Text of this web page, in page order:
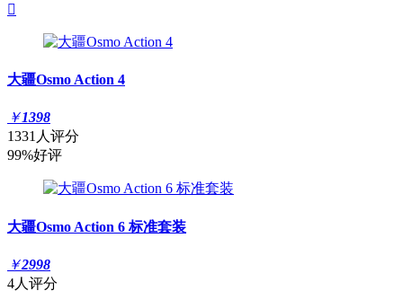

大疆Osmo Action 4
￥1398
1331人评分
99%好评
大疆Osmo Action 6 标准套装
￥2998
4人评分